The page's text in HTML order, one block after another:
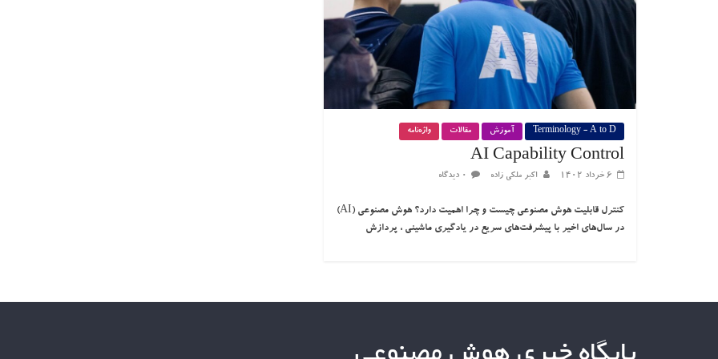
Terminology - A to D آموزش مقالات واژه‌نامه
AI Capability Control
۶ خرداد ۱۴۰۲ اکبر ملکی زاده ۰ دیدگاه
کنترل قابلیت هوش مصنوعی چیست و چرا اهمیت دارد؟ هوش مصنوعی (AI)
در سال‌های اخیر با پیشرفت‌های سریع در یادگیری ماشینی ، پردازش